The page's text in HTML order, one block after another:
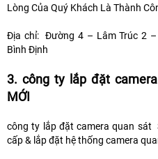
Lòng Của Quý Khách Là Thành
Địa chỉ: Đường 4 – Lâm Trúc 2
Bình Định
3. công ty lắp đặt
MỚI
công ty lắp đặt camera quan sát
cấp & lắp đặt hệ thống camera